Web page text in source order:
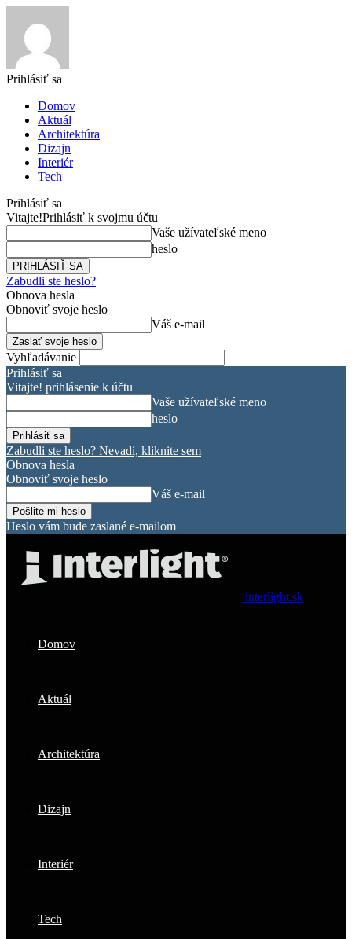
Prihlásiť sa
Domov
Aktuál
Architektúra
Dizajn
Interiér
Tech
Prihlásiť sa
Vitajte!Prihlásiť k svojmu účtu
Vaše užívateľské meno
heslo
Zabudli ste heslo?
Obnova hesla
Obnoviť svoje heslo
Váš e-mail
Vyhľadávanie
Prihlásiť sa
Vitajte! prihlásenie k účtu
Vaše užívateľské meno
heslo
Zabudli ste heslo? Nevadí, kliknite sem
Obnova hesla
Obnoviť svoje heslo
Váš e-mail
Heslo vám bude zaslané e-mailom
interlight.sk
Domov
Aktuál
Architektúra
Dizajn
Interiér
Tech